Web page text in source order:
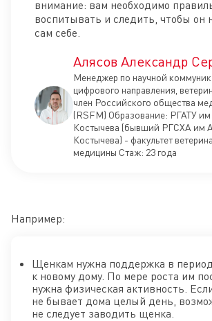
внимание: вам необходимо
воспитывать и следить, чтобы он
сам себе.
Алясов Александр
Менеджер по научной
цифрового направления,
член Российского общества
(RSFM) Образование: РГАТУ
Костычева (бывший РГСХА им
Костычева) - факультет
медицины Стаж: 23 года
Например:
Щенкам нужна поддержка в
к новому дому. По мере роста им
нужна физическая активность.
не бывает дома целый день,
не следует заводить щенка.